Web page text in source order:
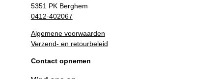
5351 PK Berghem
0412-402067
Algemene voorwaarden
Verzend- en retourbeleid
Contact opnemen